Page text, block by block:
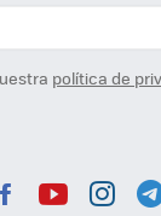
política de